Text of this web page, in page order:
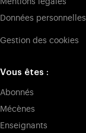
Données personnelles
Gestion des cookies
Vous êtes :
Abonnés
Mécènes
Enseignants